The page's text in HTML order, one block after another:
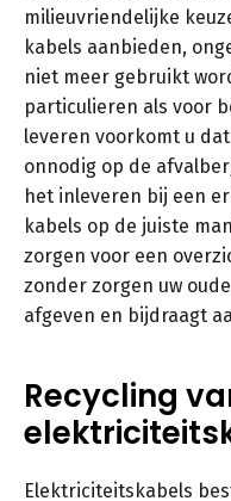
milieuvriendelijke
kabels aanbieden,
niet meer gebruikt
particulieren als voor
leveren voorkomt u
onnodig op de
het inleveren bij een
kabels op de juiste
zorgen voor een
zonder zorgen uw
afgeven en bijdraagt
Recycling
Elektriciteitskabels